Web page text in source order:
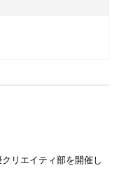
リエイティ部を開催し